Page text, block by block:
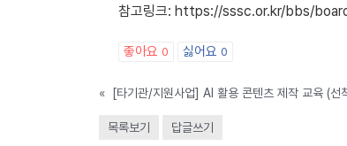
참고링크: https://sssc.or.kr/bbs/
좋아요 0 싫어요 0
« [타기관/지원사업] AI 활용 콘텐츠 제작 교육 (선
목록보기 답글쓰기